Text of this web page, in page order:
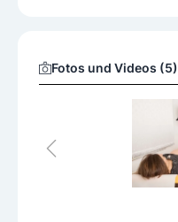
Fotos und Videos (5)